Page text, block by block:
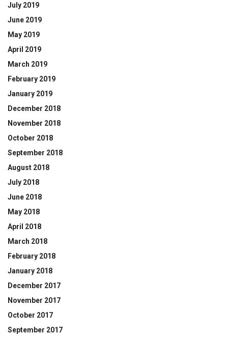
July 2019
June 2019
May 2019
April 2019
March 2019
February 2019
January 2019
December 2018
November 2018
October 2018
September 2018
August 2018
July 2018
June 2018
May 2018
April 2018
March 2018
February 2018
January 2018
December 2017
November 2017
October 2017
September 2017